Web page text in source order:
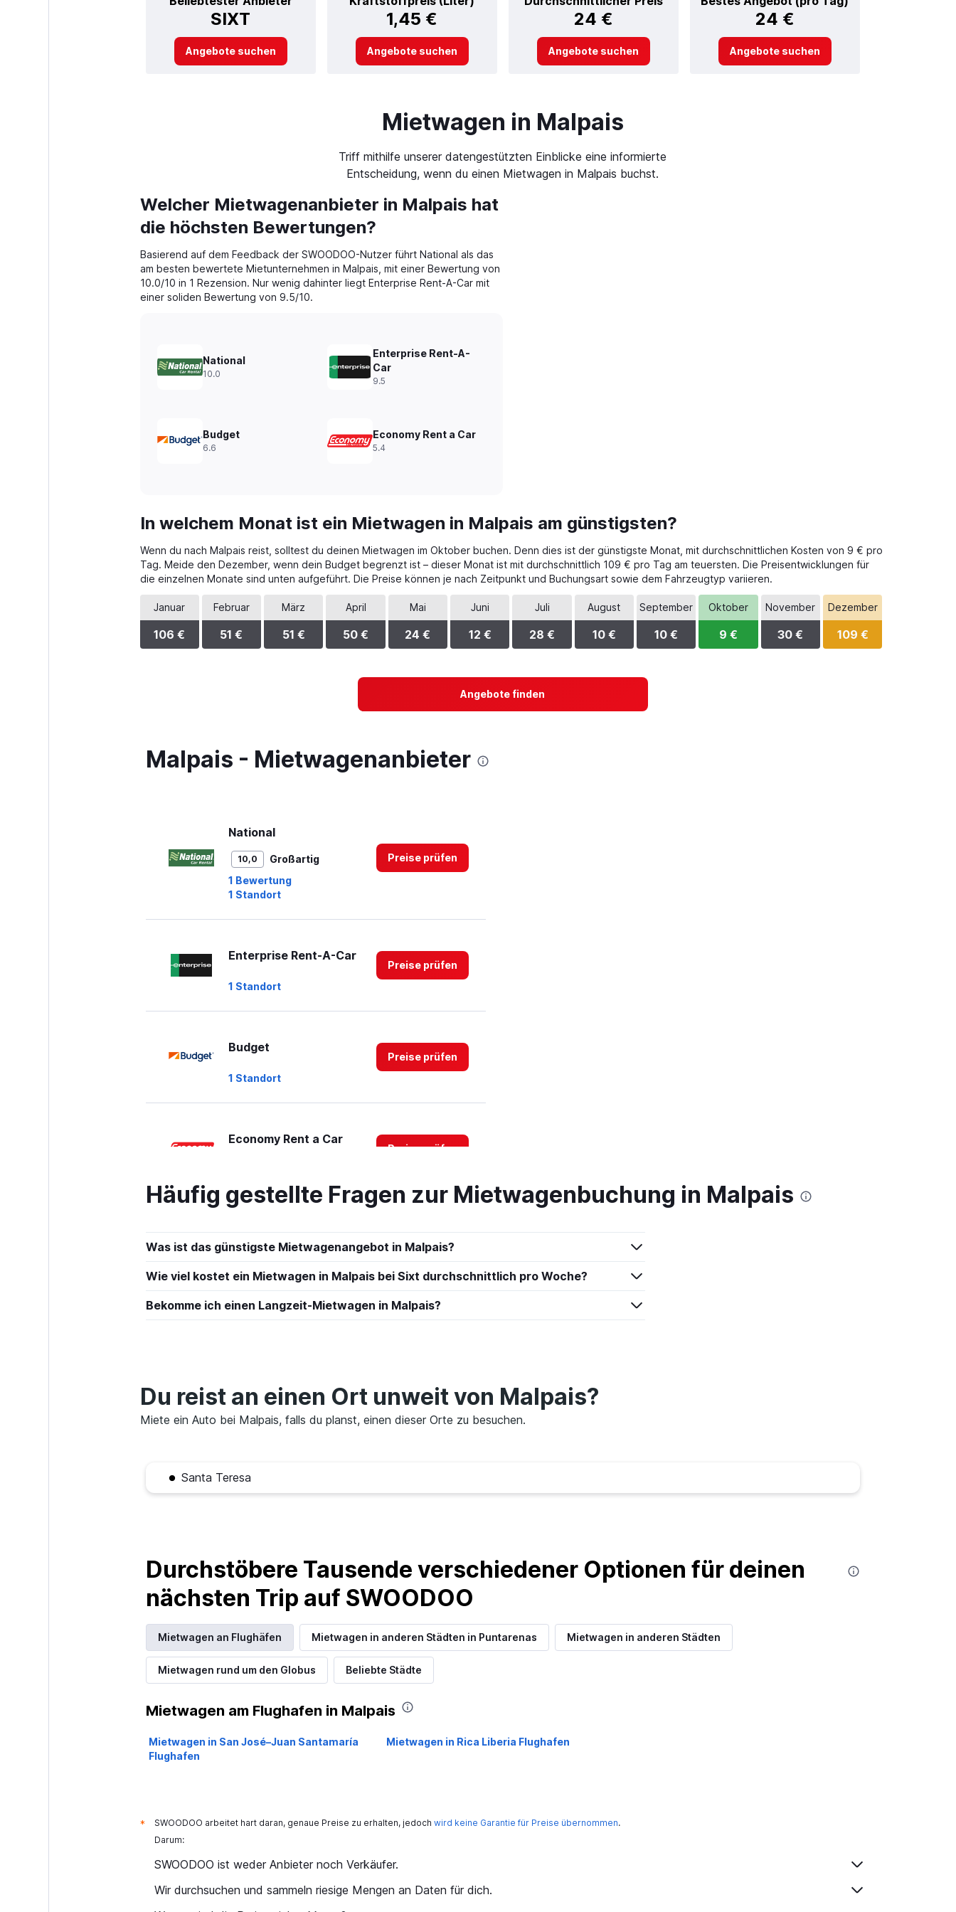
SIXT 1,45 € 24 € 24 €
Angebote suchen Angebote suchen Angebote suchen Angebote suchen
Mietwagen in Malpais
Triff mithilfe unserer datengestützten Einblicke eine informierte
Entscheidung, wenn du einen Mietwagen in Malpais buchst.
Welcher Mietwagenanbieter in Malpais hat
die höchsten Bewertungen?
Basierend auf dem Feedback der SWOODOO-Nutzer führt National als das
am besten bewertete Mietunternehmen in Malpais, mit einer Bewertung von
10.0/10 in 1 Rezension. Nur wenig dahinter liegt Enterprise Rent-A-Car mit
einer soliden Bewertung von 9.5/10.
National
10.0
Enterprise Rent-A-
Car
9.5
Budget
6.6
Economy Rent a Car
5.4
In welchem Monat ist ein Mietwagen in Malpais am günstigsten?
Wenn du nach Malpais reist, solltest du deinen Mietwagen im Oktober buchen. Denn dies ist der günstigste Monat, mit durchschnittlichen Kosten von 9 € pro
Tag. Meide den Dezember, wenn dein Budget begrenzt ist – dieser Monat ist mit durchschnittlich 109 € pro Tag am teuersten. Die Preisentwicklungen für
die einzelnen Monate sind unten aufgeführt. Die Preise können je nach Zeitpunkt und Buchungsart sowie dem Fahrzeugtyp variieren.
Januar
106 €
Februar
51 €
März
51 €
April
50 €
Mai
24 €
Juni
12 €
Juli
28 €
August
10 €
September
10 €
Oktober
9 €
November
30 €
Dezember
109 €
Angebote finden
Malpais - Mietwagenanbieter
National
10,0
Großartig
1 Bewertung
1 Standort
Preise prüfen
Enterprise Rent-A-Car
1 Standort
Preise prüfen
Budget
1 Standort
Preise prüfen
Economy Rent a Car
Preise prüfen
Avis
1 Standort
Preise prüfen
Sixt
Street Rent a Car
Preise prüfen
Häufig gestellte Fragen zur Mietwagenbuchung in Malpais
Was ist das günstigste Mietwagenangebot in Malpais?
Wie viel kostet ein Mietwagen in Malpais bei Sixt durchschnittlich pro Woche?
Bekomme ich einen Langzeit-Mietwagen in Malpais?
Du reist an einen Ort unweit von Malpais?
Miete ein Auto bei Malpais, falls du planst, einen dieser Orte zu besuchen.
Santa Teresa
Durchstöbere Tausende verschiedener Optionen für deinen
nächsten Trip auf SWOODOO
Mietwagen an Flughäfen Mietwagen in anderen Städten in Puntarenas Mietwagen in anderen Städten
Mietwagen rund um den Globus Beliebte Städte
Mietwagen am Flughafen in Malpais
Mietwagen in San José–Juan Santamaría
Flughafen
Mietwagen in Rica Liberia Flughafen
* SWOODOO arbeitet hart daran, genaue Preise zu erhalten, jedoch wird keine Garantie für Preise übernommen.
Darum:
SWOODOO ist weder Anbieter noch Verkäufer.
Wir durchsuchen und sammeln riesige Mengen an Daten für dich.